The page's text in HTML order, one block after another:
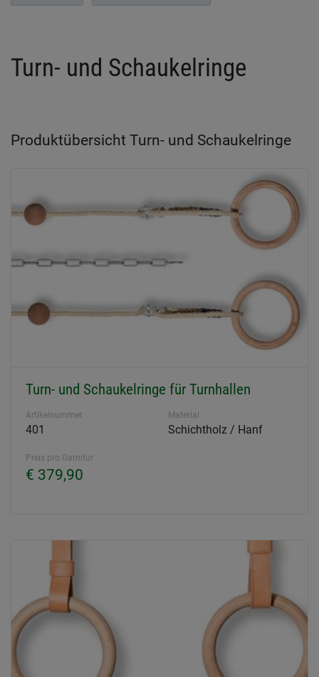
Turn- und Schaukelringe
Produktübersicht Turn- und Schaukelringe
Turn- und Schaukelringe für Turnhallen
Artikelnummer
401
Material
Schichtholz / Hanf
Preis pro Garnitur
€ 379,90